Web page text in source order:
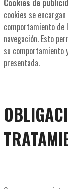
Cookies de
cookies se
comportamiento de
navegación. Esto
su comportamiento
presentada.